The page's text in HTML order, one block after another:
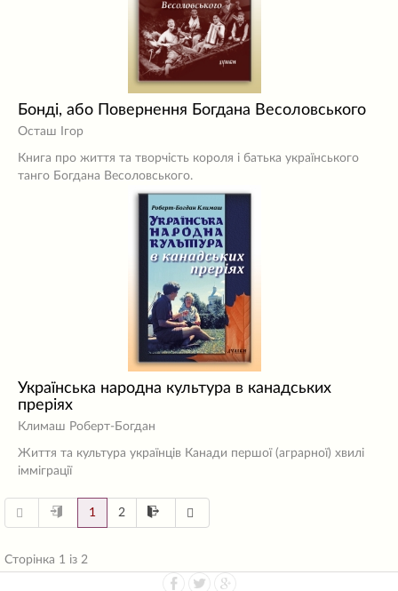
Бонді, або Повернення Богдана Весоловського
Осташ Ігор
Книга про життя та творчість короля і батька українського
танго Богдана Весоловського.
Українська народна культура в канадських
преріях
Климаш Роберт-Богдан
Життя та культура українців Канади першої (аграрної) хвилі
імміграції
1 2
Сторінка 1 із 2